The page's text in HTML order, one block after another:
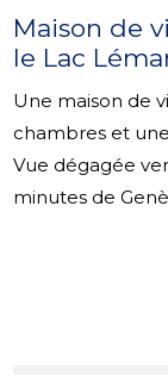
Maison de
le Lac
Une maison de
chambres et
Vue dégagée
minutes de